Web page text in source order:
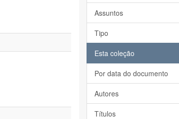
Assuntos
Tipo
Esta coleção
Por data do documento
Autores
Títulos